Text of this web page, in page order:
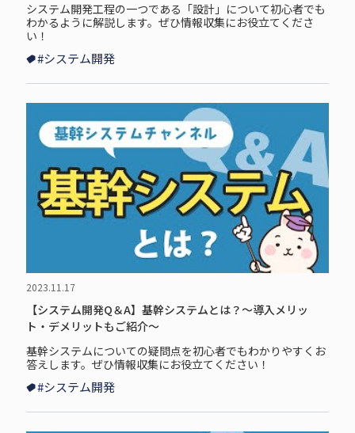
システム開発工程の一つである「設計」について初心者でも
わかるように解説します。ぜひ情報収集にお役立てくださ
い！
#システム開発
2023.11.17
【システム開発Q＆A】基幹システムとは？～導入メリッ
ト・デメリットもご紹介～
基幹システムについての疑問点を初心者でもわかりやすくお
答えします。ぜひ情報収集にお役立てください！
#システム開発